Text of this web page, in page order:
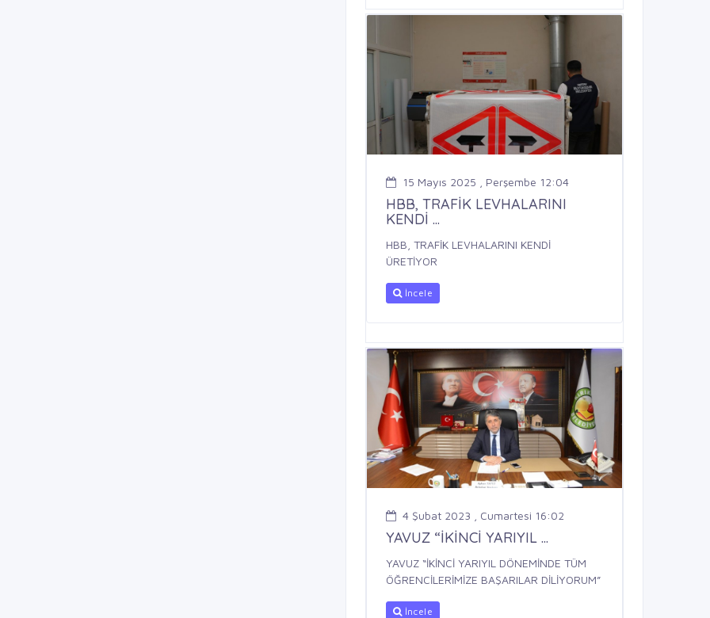
15 Mayıs 2025 , Perşembe 12:04
HBB, TRAFİK LEVHALARINI
KENDİ ...
HBB, TRAFİK LEVHALARINI KENDİ
ÜRETİYOR
İncele
4 Şubat 2023 , Cumartesi 16:02
YAVUZ “İKİNCİ YARIYIL ...
YAVUZ “İKİNCİ YARIYIL DÖNEMİNDE TÜM
ÖĞRENCİLERİMİZE BAŞARILAR DİLİYORUM”
İncele